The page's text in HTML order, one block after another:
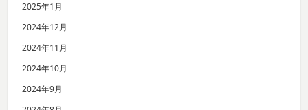
2025年1月
2024年12月
2024年11月
2024年10月
2024年9月